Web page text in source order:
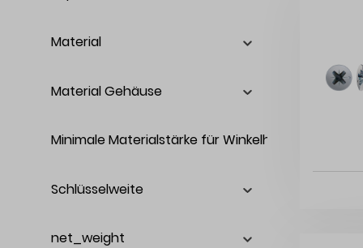
Material
Material Gehäuse
Minimale Materialstärke für Winkelhalbierende
Schlüsselweite
net_weight